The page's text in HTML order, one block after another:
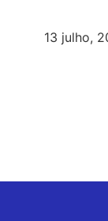
13 julho,